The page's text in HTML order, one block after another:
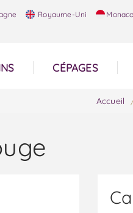
Royaume-Uni Monaco
CÉPAGES
Accueil